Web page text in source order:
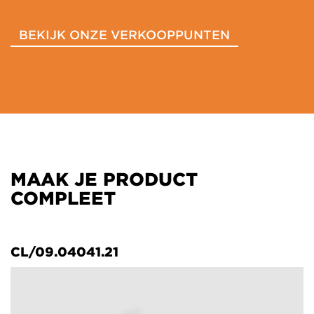
BEKIJK ONZE VERKOOPPUNTEN
MAAK JE PRODUCT
COMPLEET
CL/09.04041.21